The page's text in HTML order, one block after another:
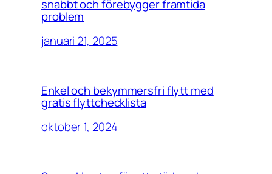
snabbt och förebygger framtida
problem
januari 21, 2025
Enkel och bekymmersfri flytt med
gratis flyttchecklista
oktober 1, 2024